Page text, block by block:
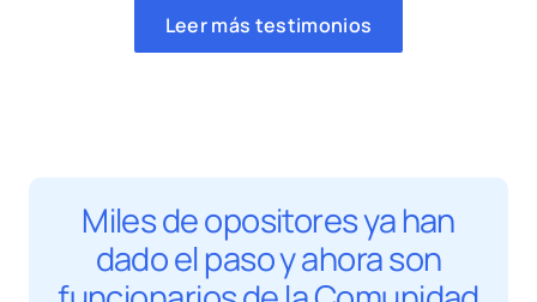
Leer más testimonios
Miles de opositores ya han
dado el paso y ahora son